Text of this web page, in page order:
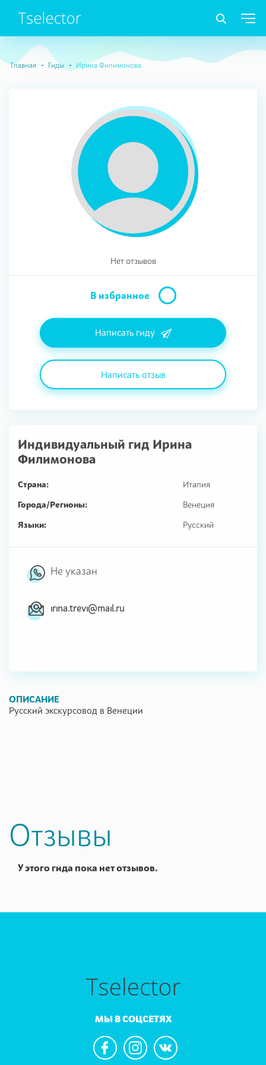
Главная Гиды Ирина Филимонова
Нет отзывов
В избранное
Написать гиду
Написать отзыв
Индивидуальный гид Ирина
Филимонова
Страна:
Италия
Города/Регионы:
Венеция
Языки:
Русский
Не указан
irina.trevi@mail.ru
ОПИСАНИЕ
Русский экскурсовод в Венеции
Отзывы
У этого гида пока нет отзывов.
МЫ В СОЦСЕТЯХ